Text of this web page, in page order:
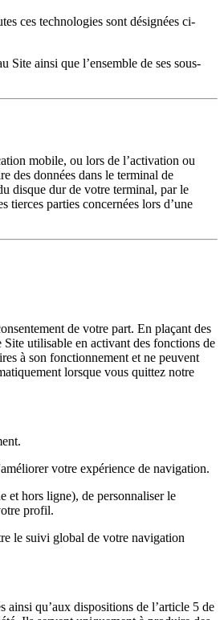
ces technologies sont désignées ci-
ainsi que l’ensemble de ses sous-
mobile, ou lors de l’activation ou
des données dans le terminal de
disque dur de votre terminal, par le
parties concernées lors d’une
de votre part. En plaçant des
utilisable en activant des fonctions de
à son fonctionnement et ne peuvent
lorsque vous quittez notre
votre expérience de navigation.
et hors ligne), de personnaliser le
profil.
le suivi global de votre navigation
ainsi qu’aux dispositions de l’article 5 de